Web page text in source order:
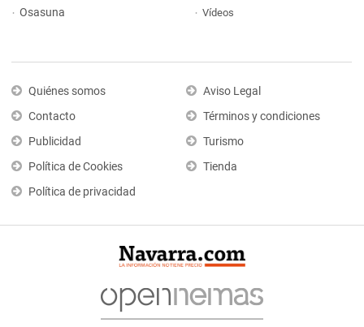
Osasuna
Vídeos
Quiénes somos
Contacto
Publicidad
Política de Cookies
Política de privacidad
Aviso Legal
Términos y condiciones
Turismo
Tienda